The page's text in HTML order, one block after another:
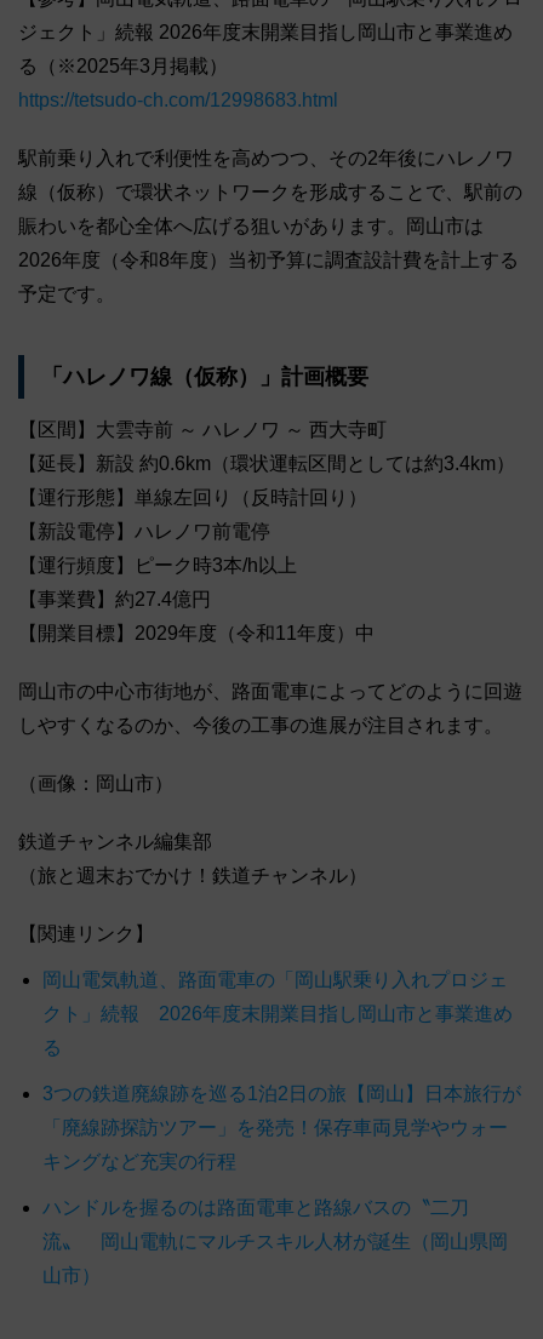
ジェクト」続報 2026年度末開業目指し岡山市と事業進め
る（※2025年3月掲載）
https://tetsudo-ch.com/12998683.html
駅前乗り入れで利便性を高めつつ、その2年後にハレノワ
線（仮称）で環状ネットワークを形成することで、駅前の
賑わいを都心全体へ広げる狙いがあります。岡山市は
2026年度（令和8年度）当初予算に調査設計費を計上する
予定です。
「ハレノワ線（仮称）」計画概要
【区間】大雲寺前 ～ ハレノワ ～ 西大寺町
【延長】新設 約0.6km（環状運転区間としては約3.4km）
【運行形態】単線左回り（反時計回り）
【新設電停】ハレノワ前電停
【運行頻度】ピーク時3本/h以上
【事業費】約27.4億円
【開業目標】2029年度（令和11年度）中
岡山市の中心市街地が、路面電車によってどのように回遊
しやすくなるのか、今後の工事の進展が注目されます。
（画像：岡山市）
鉄道チャンネル編集部
（旅と週末おでかけ！鉄道チャンネル）
【関連リンク】
岡山電気軌道、路面電車の「岡山駅乗り入れプロジェ
クト」続報 2026年度末開業目指し岡山市と事業進め
る
3つの鉄道廃線跡を巡る1泊2日の旅【岡山】日本旅行が
「廃線跡探訪ツアー」を発売！保存車両見学やウォー
キングなど充実の行程
ハンドルを握るのは路面電車と路線バスの〝二刀
流〟 岡山電軌にマルチスキル人材が誕生（岡山県岡
山市）